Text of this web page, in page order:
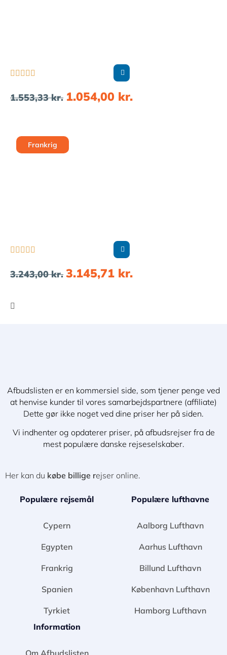
    
1.553,33kr. 1.054,00 kr.
Frankrig
    
3.243,00kr. 3.145,71 kr.
Afbudslisten er en kommersiel side, som tjener penge ved
at henvise kunder til vores samarbejdspartnere (affiliate)
Dette gør ikke noget ved dine priser her på siden.
Vi indhenter og opdaterer priser, på afbudsrejser fra de
mest populære danske rejseselskaber.
Her kan du købe billige rejser online.
Populære rejsemål
Cypern
Egypten
Frankrig
Spanien
Tyrkiet
Populære lufthavne
Aalborg Lufthavn
Aarhus Lufthavn
Billund Lufthavn
København Lufthavn
Hamborg Lufthavn
Information
Om Afbudslisten